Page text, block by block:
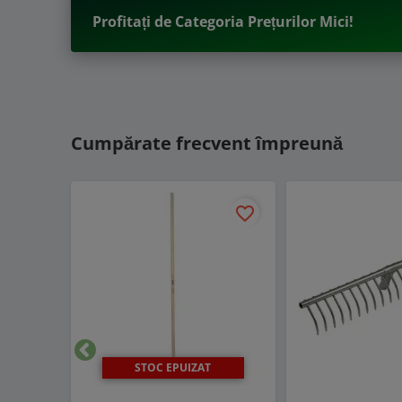
Profitați de Categoria Prețurilor Mici!
Cumpărate frecvent împreună
STOC EPUIZAT
favorite_border